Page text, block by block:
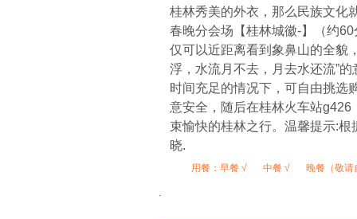
桂林秀美的外衣，那么民族文化
春晚分会场【桂林城徽-】（约
仅可以近距离看到象鼻山的全貌
浮，水流月不去，月去水还流”
时间充足的情况下，可自由挑选
意安全，随后在桂林火车站
束愉快的桂林之行。温馨提示:
晓.
用餐： 早餐 √ 中餐 √ 晚餐（敬请